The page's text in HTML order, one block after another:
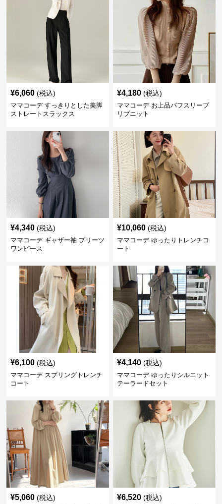
¥6,060 (税込)
ママコーデ すっきりとした美脚
ストレートスラックス
¥4,180 (税込)
ママコーデ お上品パフスリーブ
リブニット
¥4,340 (税込)
ママコーデ ギャザー袖 プリーツ
ワンピース
¥10,060 (税込)
ママコーデ ゆったりトレンチコ
ート
¥6,100 (税込)
ママコーデ スプリングトレンチ
コート
¥4,140 (税込)
ママコーデ ゆったりシルエット
テーラードセット
¥5,060 (税込) ¥6,520 (税込)